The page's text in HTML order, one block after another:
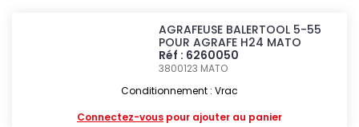
AGRAFEUSE BALERTOOL 5-55
POUR AGRAFE H24 MATO
Réf : 6260050
3800123 MATO
Conditionnement : Vrac
Connectez-vous pour ajouter au panier